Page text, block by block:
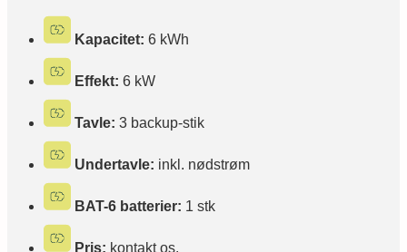
Kapacitet: 6 kWh
Effekt: 6 kW
Tavle: 3 backup-stik
Undertavle: inkl. nødstrøm
BAT-6 batterier: 1 stk
Pris: kontakt os.